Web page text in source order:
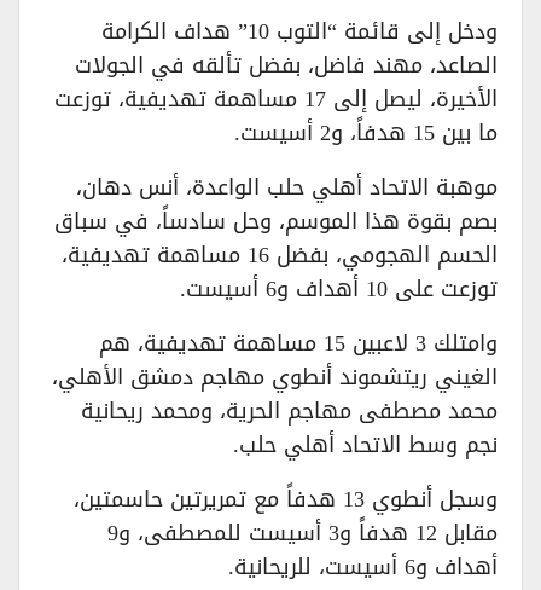
ودخل إلى قائمة “التوب 10” هداف الكرامة
الصاعد، مهند فاضل، بفضل تألقه في الجولات
الأخيرة، ليصل إلى 17 مساهمة تهديفية، توزعت
ما بين 15 هدفاً، و2 أسيست.
موهبة الاتحاد أهلي حلب الواعدة، أنس دهان،
بصم بقوة هذا الموسم، وحل سادساً، في سباق
الحسم الهجومي، بفضل 16 مساهمة تهديفية،
توزعت على 10 أهداف و6 أسيست.
وامتلك 3 لاعبين 15 مساهمة تهديفية، هم
الغيني ريتشموند أنطوي مهاجم دمشق الأهلي،
محمد مصطفى مهاجم الحرية، ومحمد ريحانية
نجم وسط الاتحاد أهلي حلب.
وسجل أنطوي 13 هدفاً مع تمريرتين حاسمتين،
مقابل 12 هدفاً و3 أسيست للمصطفى، و9
أهداف و6 أسيست، للريحانية.